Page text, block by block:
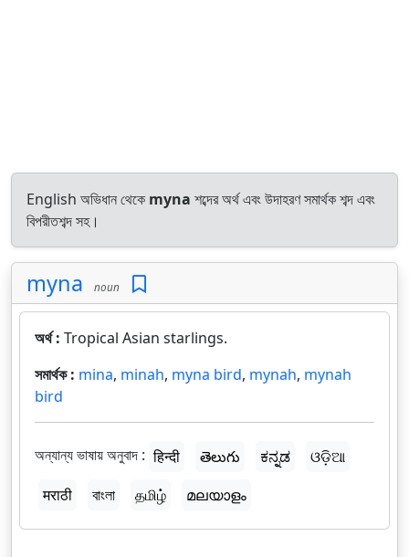
English অভিধান থেকে myna শব্দের অর্থ এবং উদাহরণ সমার্থক শব্দ এবং
বিপরীতশব্দ সহ।
myna noun
অর্থ : Tropical Asian starlings.
সমার্থক : mina, minah, myna bird, mynah, mynah
bird
অন্যান্য ভাষায় অনুবাদ : हिन्दी తెలుగు ಕನ್ನಡ
ଓଡ଼ିଆ
मराठी
বাংলা தமிழ் മലയാളം